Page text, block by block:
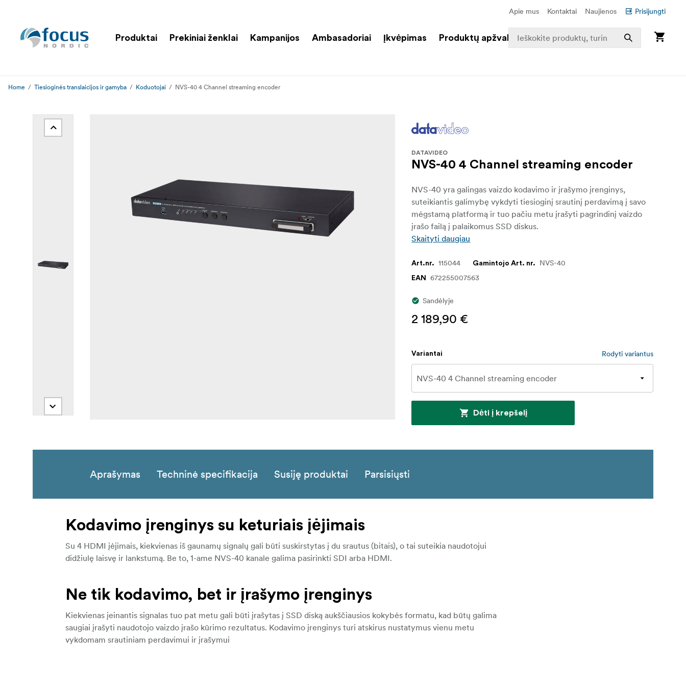
Apie mus Kontaktai Naujienos Prisijungti
Produktai Prekiniai ženklai Kampanijos Ambasadoriai Įkvėpimas Produktų apžvalga
Home Tiesioginės translaicijos ir gamyba Koduotojai NVS-40 4 Channel streaming encoder
DATAVIDEO
NVS-40 4 Channel streaming encoder
NVS-40 yra galingas vaizdo kodavimo ir įrašymo įrenginys,
suteikiantis galimybę vykdyti tiesioginį srautinį perdavimą į savo
mėgstamą platformą ir tuo pačiu metu įrašyti pagrindinį vaizdo
įrašo failą į palaikomus SSD diskus.
Skaityti daugiau
Art.nr. 115044 Gamintojo Art. nr. NVS-40
EAN 672255007563
Sandėlyje
2 189,90 €
Variantai Rodyti variantus
Dėti į krepšelį
Aprašymas Techninė specifikacija Susiję produktai Parsisiųsti
Kodavimo įrenginys su keturiais įėjimais
Su 4 HDMI įėjimais, kiekvienas iš gaunamų signalų gali būti suskirstytas į du srautus (bitais), o tai suteikia naudotojui
didžiulę laisvę ir lankstumą. Be to, 1-ame NVS-40 kanale galima pasirinkti SDI arba HDMI.
Ne tik kodavimo, bet ir įrašymo įrenginys
Kiekvienas įeinantis signalas tuo pat metu gali būti įrašytas į SSD diską aukščiausios kokybės formatu, kad būtų galima
saugiai įrašyti naudotojo vaizdo įrašo kūrimo rezultatus. Kodavimo įrenginys turi atskirus nustatymus vienu metu
vykdomam srautiniam perdavimui ir įrašymui